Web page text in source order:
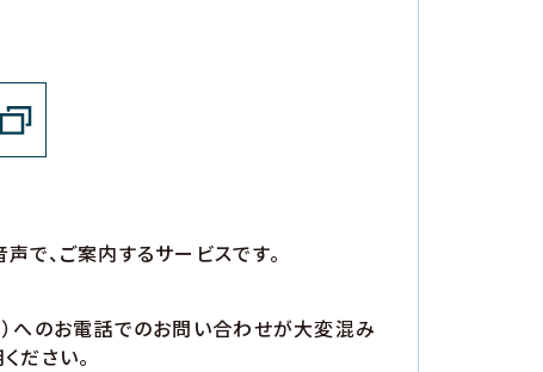
、ご案内するサービスです。
へのお電話でのお問い合わせが大変混み
ださい。